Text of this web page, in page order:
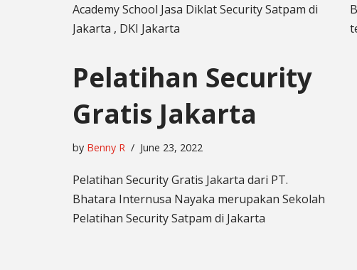
Academy School Jasa Diklat Security Satpam di
Jakarta , DKI Jakarta
Pelatihan Security
Gratis Jakarta
by Benny R June 23, 2022
Pelatihan Security Gratis Jakarta dari PT.
Bhatara Internusa Nayaka merupakan Sekolah
Pelatihan Security Satpam di Jakarta